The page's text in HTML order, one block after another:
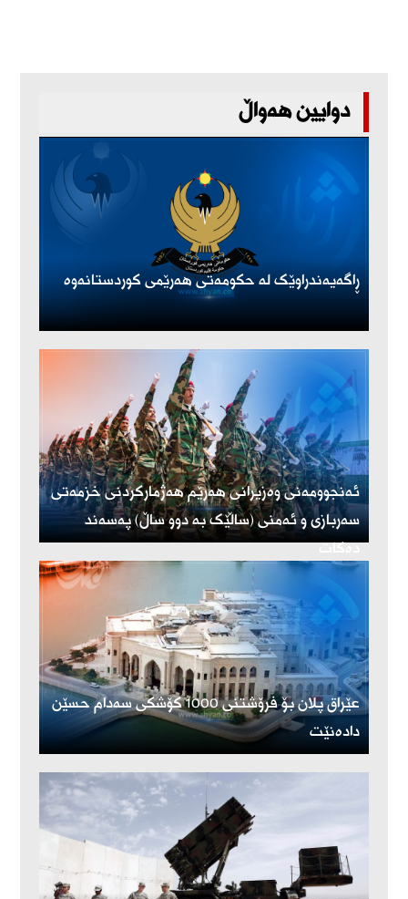
دوایین هەواڵ
ڕاگەیەندراوێک لە حکومەتی هەرێمی کوردستانەوە
ئەنجوومەنی وەزیرانی هەرێم هەژمارکردنی خزمەتی
سەربازی و ئەمنی (ساڵێک بە دوو ساڵ) پەسەند
دەکات
عێراق پلان بۆ فرۆشتنی 1000 کۆشکی سەدام حسێن
دادەنێت